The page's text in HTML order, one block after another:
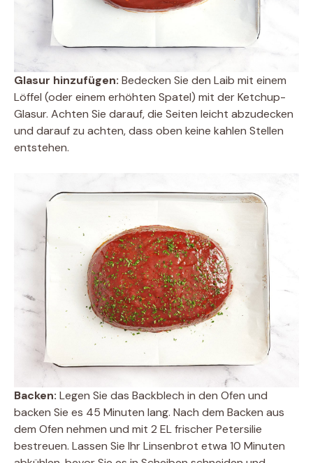
Glasur hinzufügen: Bedecken Sie den Laib mit einem
Löffel (oder einem erhöhten Spatel) mit der Ketchup-
Glasur. Achten Sie darauf, die Seiten leicht abzudecken
und darauf zu achten, dass oben keine kahlen Stellen
entstehen.
Backen: Legen Sie das Backblech in den Ofen und
backen Sie es 45 Minuten lang. Nach dem Backen aus
dem Ofen nehmen und mit 2 EL frischer Petersilie
bestreuen. Lassen Sie Ihr Linsenbrot etwa 10 Minuten